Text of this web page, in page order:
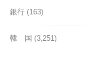
銀行 (163)
韓 国 (3,251)